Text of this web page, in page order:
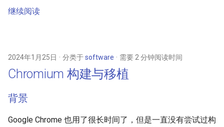
继续阅读
2024年1月25日 分类于software 需要 2 分钟阅读时间
Chromium 构建与移植
背景
Google Chrome 也用了很长时间了，但是一直没有尝试过构